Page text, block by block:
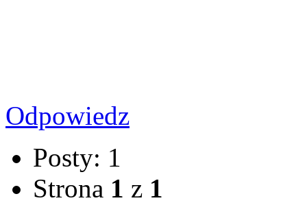
Odpowiedz
Posty: 1
Strona 1 z 1